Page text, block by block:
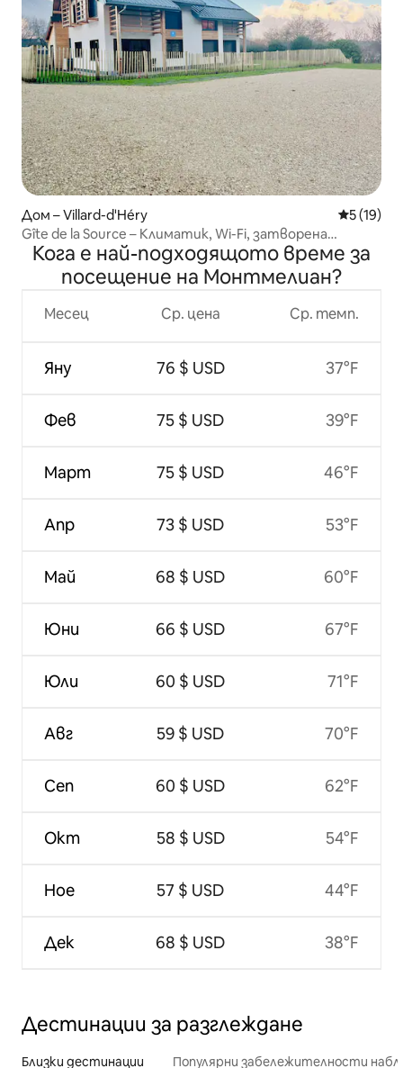
Дом – Villard-d'Héry Средна
5 (19)
Gîte de la Source – Климатик, Wi-Fi, затворена
градина
Кога е най-подходящото време за
посещение на Монтмелиан?
Месец
Яну
Фев
Март
Апр
Май
Юни
Юли
Авг
Сеп
Окт
Ное
Дек
Ср. цена
76 $ USD
75 $ USD
75 $ USD
73 $ USD
68 $ USD
66 $ USD
60 $ USD
59 $ USD
60 $ USD
58 $ USD
57 $ USD
68 $ USD
Ср. темп.
37°F
39°F
46°F
53°F
60°F
67°F
71°F
70°F
62°F
54°F
44°F
38°F
Дестинации за разглеждане
Близки дестинации Популярни забележителности